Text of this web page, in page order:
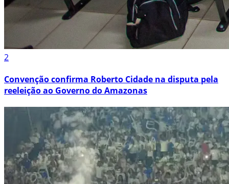
2
Convenção confirma Roberto Cidade na disputa pela
reeleição ao Governo do Amazonas